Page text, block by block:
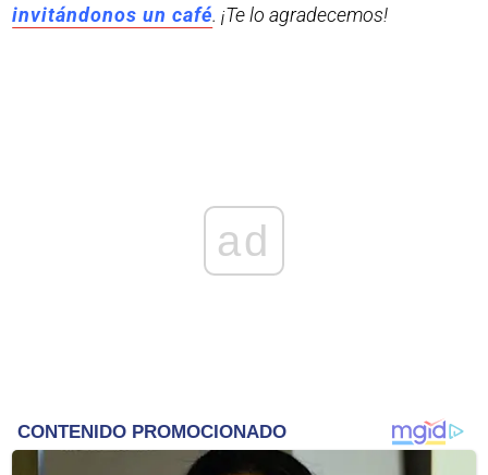
invitándonos un café. ¡Te lo agradecemos!
ad